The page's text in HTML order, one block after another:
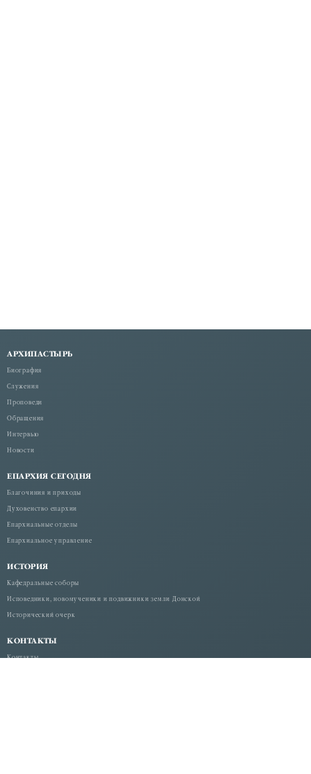
АРХИПАСТЫРЬ
Биография
Служения
Проповеди
Обращения
Интервью
Новости
ЕПАРХИЯ СЕГОДНЯ
Благочиния и приходы
Духовенство епархии
Епархиальные отделы
Епархиальное управление
ИСТОРИЯ
Кафедральные соборы
Исповедники, новомученики и подвижники земли Донской
Исторический очерк
КОНТАКТЫ
Контакты